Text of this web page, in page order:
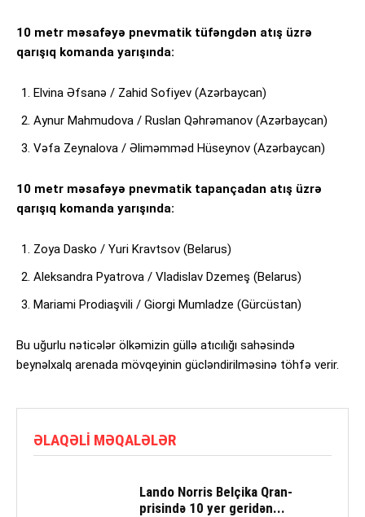
10 metr məsafəyə pnevmatik tüfəngdən atış üzrə
qarışıq komanda yarışında:
Elvina Əfsanə / Zahid Sofiyev (Azərbaycan)
Aynur Mahmudova / Ruslan Qəhrəmanov (Azərbaycan)
Vəfa Zeynalova / Əliməmməd Hüseynov (Azərbaycan)
10 metr məsafəyə pnevmatik tapançadan atış üzrə
qarışıq komanda yarışında:
Zoya Dasko / Yuri Kravtsov (Belarus)
Aleksandra Pyatrova / Vladislav Dzemeş (Belarus)
Mariami Prodiaşvili / Giorgi Mumladze (Gürcüstan)
Bu uğurlu nəticələr ölkəmizin güllə atıcılığı sahəsində
beynəlxalq arenada mövqeyinin gücləndirilməsinə töhfə verir.
ƏLAQƏLI MƏQALƏLƏR
Lando Norris Belçika Qran-
prisində 10 yer geridən...